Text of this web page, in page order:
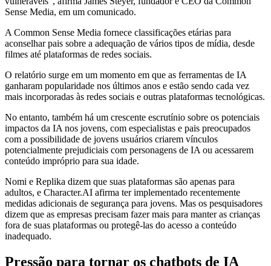
Sense Media, em um comunicado.
A Common Sense Media fornece classificações etárias para
aconselhar pais sobre a adequação de vários tipos de mídia, desde
filmes até plataformas de redes sociais.
O relatório surge em um momento em que as ferramentas de IA
ganharam popularidade nos últimos anos e estão sendo cada vez
mais incorporadas às redes sociais e outras plataformas tecnológicas.
No entanto, também há um crescente escrutínio sobre os potenciais
impactos da IA ​​nos jovens, com especialistas e pais preocupados
com a possibilidade de jovens usuários criarem vínculos
potencialmente prejudiciais com personagens de IA ou acessarem
conteúdo impróprio para sua idade.
Nomi e Replika dizem que suas plataformas são apenas para
adultos, e Character.AI afirma ter implementado recentemente
medidas adicionais de segurança para jovens. Mas os pesquisadores
dizem que as empresas precisam fazer mais para manter as crianças
fora de suas plataformas ou protegê-las do acesso a conteúdo
inadequado.
Pressão para tornar os chatbots de IA